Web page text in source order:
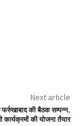
Next article
फर्रुखाबाद की बैठक सम्पन्न,
कार्यक्रमों की योजना तैयार